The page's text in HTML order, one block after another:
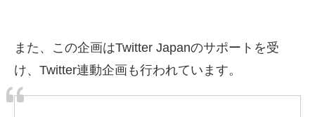
また、この企画はTwitter Japanのサポートを受
け、Twitter連動企画も行われています。